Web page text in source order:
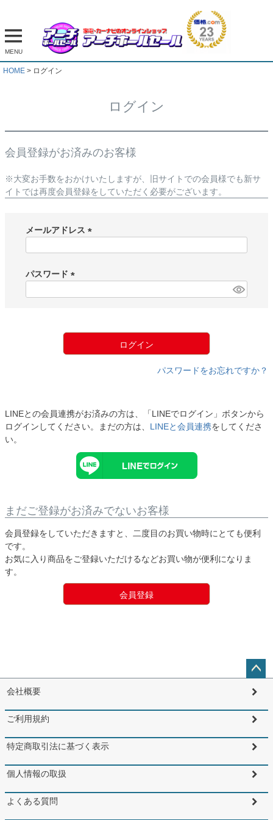
MENU
HOME ログイン
ログイン
会員登録がお済みのお客様
※大変お手数をおかけいたしますが、旧サイトでの会員様でも新サ
イトでは再度会員登録をしていただく必要がございます。
メールアドレス
)
パスワード
ログイン
パスワードをお忘れですか？
LINEとの会員連携がお済みの方は、「LINEでログイン」ボタンから
ログインしてください。まだの方は、 LINEと会員連携をしてくださ
い。
まだご登録がお済みでないお客様
会員登録をしていただきますと、二度目のお買い物時にとても便利
です。
お気に入り商品をご登録いただけるなどお買い物が便利になりま
す。
会員登録
ジト
ップ
へ
会社概要
ご利用規約
特定商取引法に基づく表示
個人情報の取扱
よくある質問